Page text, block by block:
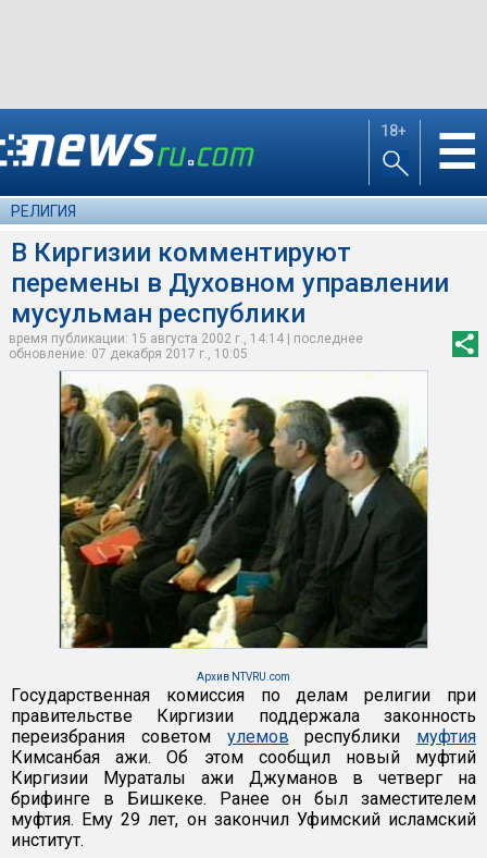
18+ ☰
РЕЛИГИЯ
В Киргизии комментируют
перемены в Духовном управлении
мусульман республики
время публикации: 15 августа 2002 г., 14:14 | последнее
обновление: 07 декабря 2017 г., 10:05
Архив NTVRU.com
Государственная комиссия по делам религии при
правительстве Киргизии поддержала законность
переизбрания советом улемов республики муфтия
Кимсанбая ажи. Об этом сообщил новый муфтий
Киргизии Мураталы ажи Джуманов в четверг на
брифинге в Бишкеке. Ранее он был заместителем
муфтия. Ему 29 лет, он закончил Уфимский исламский
институт.